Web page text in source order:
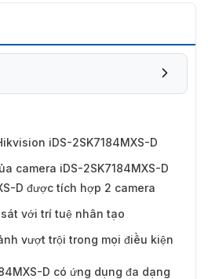
camera iDS-
iDS-2SK7184MXS-D
camera iDS-2SK7184MXS-D
D được tích hợp 2 camera
với trí tuệ nhân tạo
vượt trội trong mọi điều kiện
D có ứng dụng đa dạng